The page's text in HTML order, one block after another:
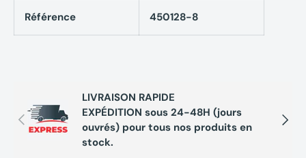
Référence 450128-8
Précédent
LIVRAISON RAPIDE
EXPÉDITION sous 24-48H (jours
ouvrés) pour tous nos produits en
stock.